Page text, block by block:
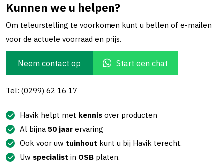
Kunnen we u helpen?
Om teleurstelling te voorkomen kunt u bellen of e-mailen
voor de actuele voorraad en prijs.
Neem contact op Start een chat
Tel: (0299) 62 16 17
Havik helpt met kennis over producten
Al bijna 50 jaar ervaring
Ook voor uw tuinhout kunt u bij Havik terecht.
Uw specialist in OSB platen.